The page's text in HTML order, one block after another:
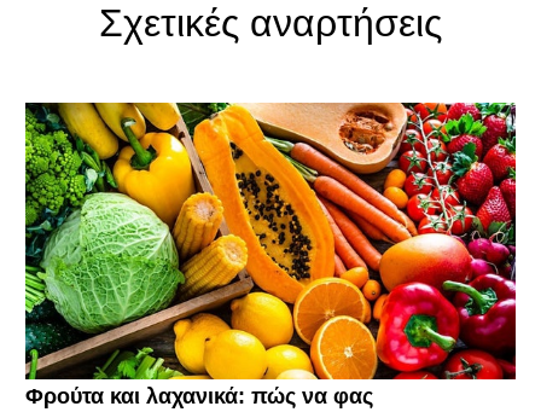
Σχετικές αναρτήσεις
Φρούτα και λαχανικά: πώς να φας